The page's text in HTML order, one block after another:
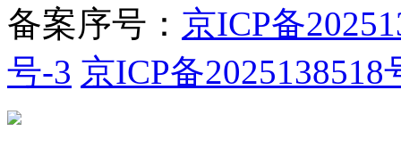
备案序号： 京ICP备
号-3 京ICP备2025138518